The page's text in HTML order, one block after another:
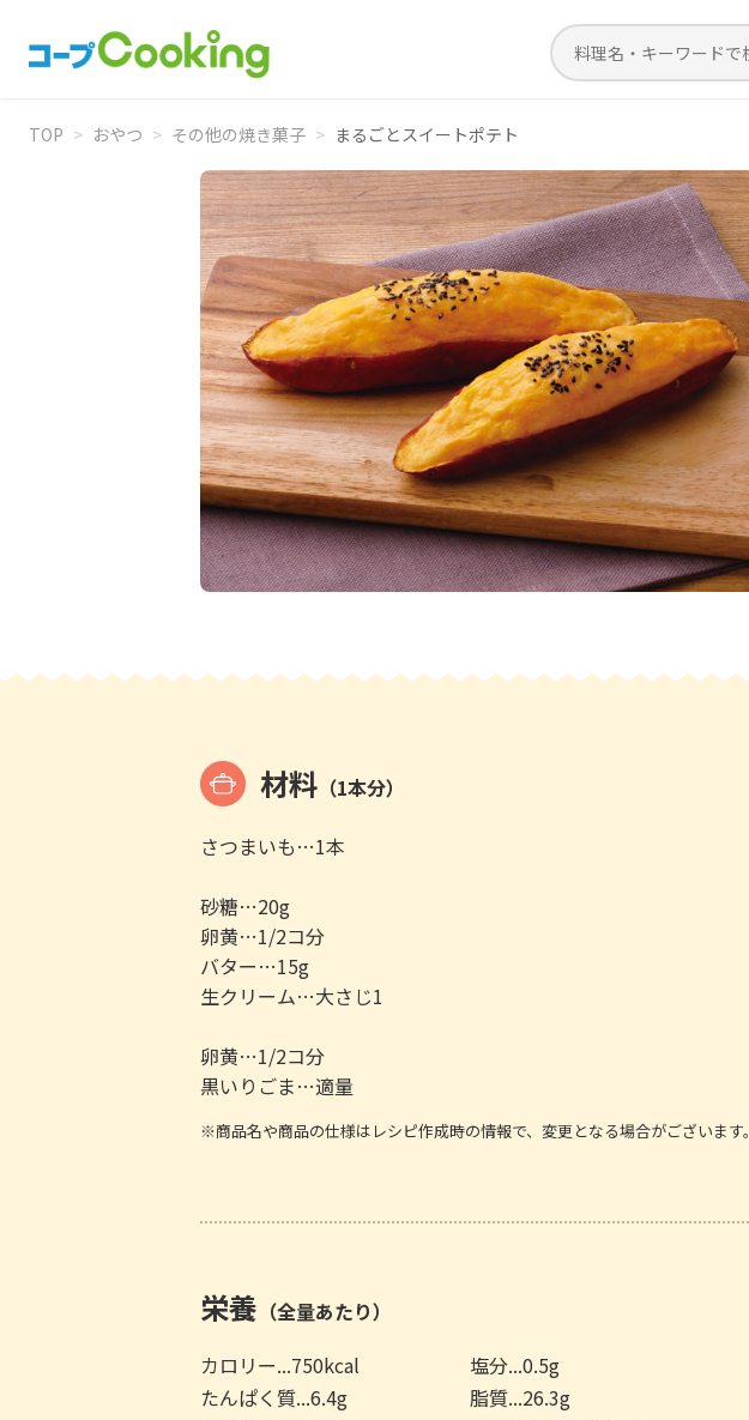
TOP > おやつ > その他の焼き菓子 > まるごとスイートポテト
材料 （1本分）
さつまいも…1本
砂糖…20g
卵黄…1/2コ分
バター…15g
生クリーム…大さじ1
卵黄…1/2コ分
黒いりごま…適量
※商品名や商品の仕様はレシピ作成時の情報で、変更となる場合がございます。
栄養 （全量あたり）
カロリー...750kcal
塩分...0.5g
たんぱく質...6.4g
脂質...26.3g